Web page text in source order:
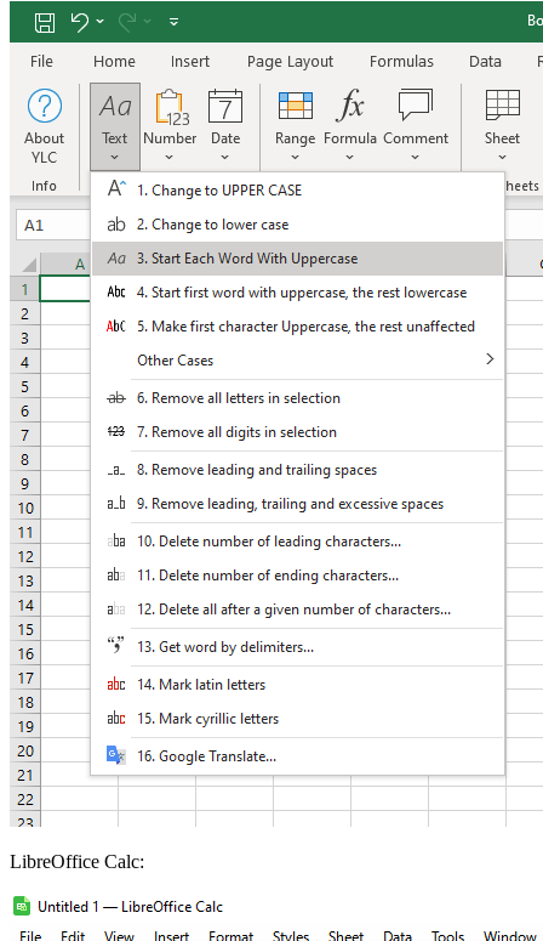
LibreOffice Calc: